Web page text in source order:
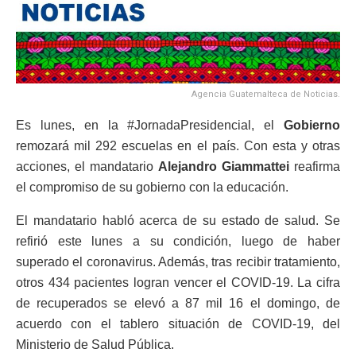
Agencia Guatemalteca de Noticias.
Es lunes, en la #JornadaPresidencial, el Gobierno
remozará mil 292 escuelas en el país. Con esta y otras
acciones, el mandatario Alejandro Giammattei reafirma
el compromiso de su gobierno con la educación.
El mandatario habló acerca de su estado de salud. Se
refirió este lunes a su condición, luego de haber
superado el coronavirus. Además, tras recibir tratamiento,
otros 434 pacientes logran vencer el COVID-19. La cifra
de recuperados se elevó a 87 mil 16 el domingo, de
acuerdo con el tablero situación de COVID-19, del
Ministerio de Salud Pública.